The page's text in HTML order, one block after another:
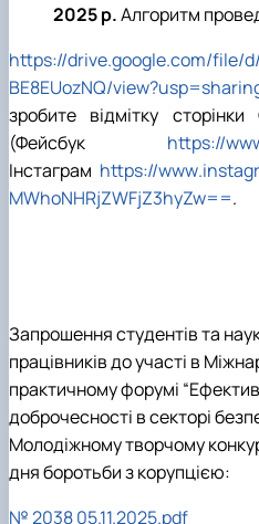
2025 р.Алгоритм
https://drive.google.com/file/d
BE8EUozNQ/view?usp=
зробите відмітку
(Фейсбук
https://
Інстаграм https://www.
MWhoNHRjZWFjZ3hyZw==.
Запрошення студентів та
працівників до участі в
практичному форумі
доброчесності в секторі
Молодіжному творчому
дня боротьби з корупцією:
№ 2038 05.11.2025.pdf